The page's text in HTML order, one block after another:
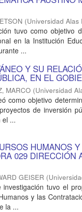
(Universidad Alas
tuvo como objetivo
en la Institución
...
Y SU
EN EL
MARCO (Universidad
como objetivo
de inversión
el ...
HUMANOS
029
GEISER (
investigación tuvo el
y las
la ...